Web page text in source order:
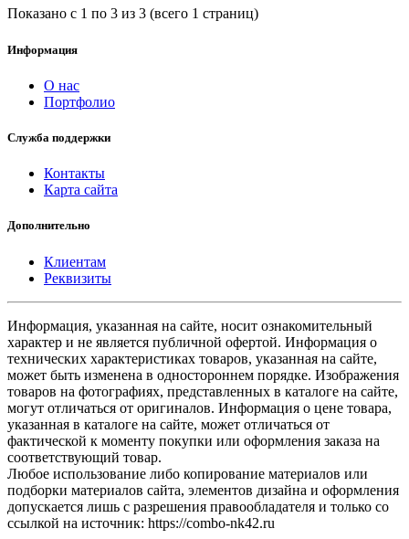
Показано с 1 по 3 из 3 (всего 1 страниц)
Информация
О нас
Портфолио
Служба поддержки
Контакты
Карта сайта
Дополнительно
Клиентам
Реквизиты
Информация, указанная на сайте, носит ознакомительный
характер и не является публичной офертой. Информация о
технических характеристиках товаров, указанная на сайте,
может быть изменена в одностороннем порядке. Изображения
товаров на фотографиях, представленных в каталоге на сайте,
могут отличаться от оригиналов. Информация о цене товара,
указанная в каталоге на сайте, может отличаться от
фактической к моменту покупки или оформления заказа на
соответствующий товар.
Любое использование либо копирование материалов или
подборки материалов сайта, элементов дизайна и оформления
допускается лишь с разрешения правообладателя и только со
ссылкой на источник: https://combo-nk42.ru